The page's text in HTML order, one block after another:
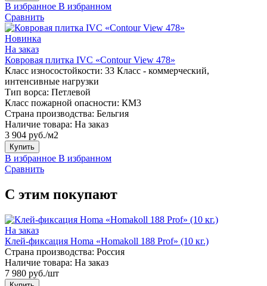
В избранное В избранном
Сравнить
Новинка
На заказ
Ковровая плитка IVC «Contour View 478»
Класс износостойкости: 33 Класс - коммерческий,
интенсивные нагрузки
Тип ворса: Петлевой
Класс пожарной опасности: КМ3
Страна производства: Бельгия
Наличие товара: На заказ
3 904 руб./м2
Купить
В избранное В избранном
Сравнить
С этим покупают
На заказ
Клей-фиксация Homa «Homakoll 188 Prof» (10 кг.)
Страна производства: Россия
Наличие товара: На заказ
7 980 руб./шт